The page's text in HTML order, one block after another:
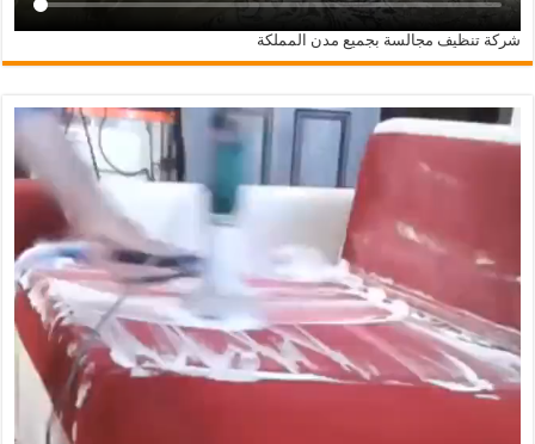
شركة تنظيف مجالسة بجميع مدن المملكة